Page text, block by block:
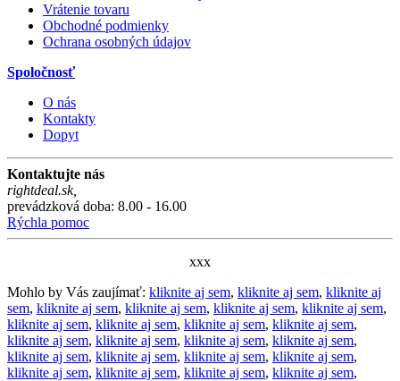
Vrátenie tovaru
Obchodné podmienky
Ochrana osobných údajov
Spoločnosť
O nás
Kontakty
Dopyt
Kontaktujte nás
rightdeal.sk,
prevádzková doba: 8.00 - 16.00
Rýchla pomoc
xxx
Mohlo by Vás zaujímať: kliknite aj sem, kliknite aj sem, kliknite aj
sem, kliknite aj sem, kliknite aj sem, kliknite aj sem, kliknite aj sem,
kliknite aj sem, kliknite aj sem, kliknite aj sem, kliknite aj sem,
kliknite aj sem, kliknite aj sem, kliknite aj sem, kliknite aj sem,
kliknite aj sem, kliknite aj sem, kliknite aj sem, kliknite aj sem,
kliknite aj sem, kliknite aj sem, kliknite aj sem, kliknite aj sem,